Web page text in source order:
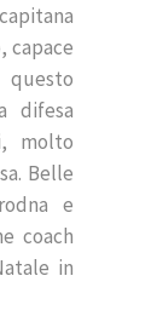
capace
difesa
molto
Belle
e
coach
in